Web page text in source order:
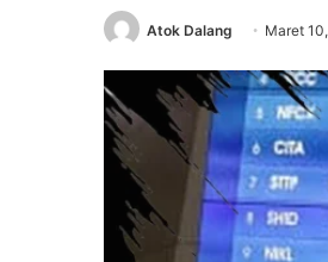
Atok Dalang Maret